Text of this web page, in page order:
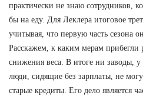
практически не знаю сотрудников,
бы на еду. Для Леклера итоговое
учитывая, что первую часть сезона
Расскажем, к каким мерам прибегли
снижения веса. В итоге ни заводы,
люди, сидящие без зарплаты, не
старые кредиты. Его дело является